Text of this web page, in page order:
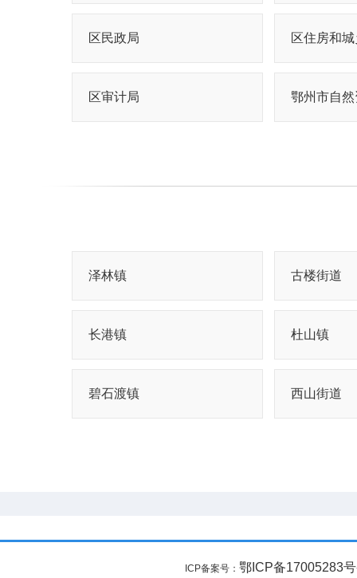
区民政局 区住房和
区审计局
泽林镇 古楼街道
长港镇 杜山镇
碧石渡镇 西山街道
ICP备案号： 鄂ICP备17005283